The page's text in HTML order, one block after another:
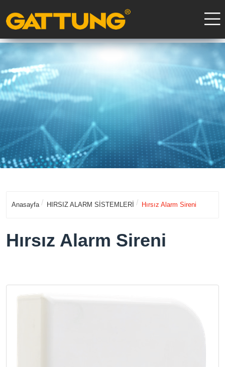
Anasayfa HIRSIZ ALARM SİSTEMLERİ Hırsız Alarm Sireni
Hırsız Alarm Sireni